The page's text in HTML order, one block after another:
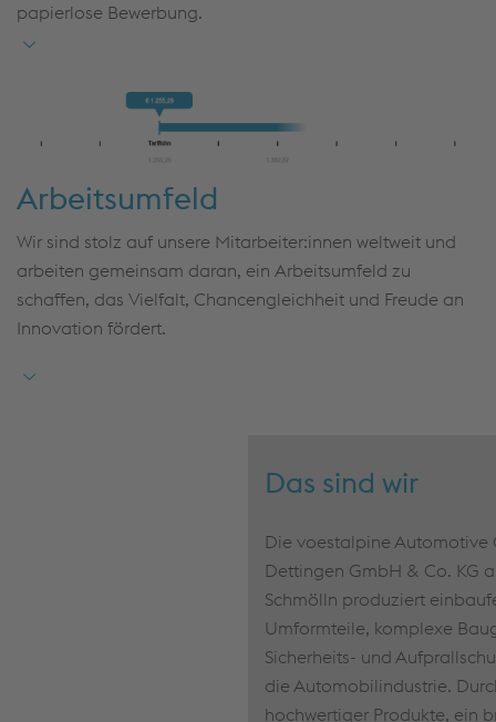
papierlose Bewerbung.
Arbeitsumfeld
Wir sind stolz auf unsere Mitarbeiter:innen weltweit und
arbeiten gemeinsam daran, ein Arbeitsumfeld zu
schaffen, das Vielfalt, Chancengleichheit und Freude an
Innovation fördert.
Das sind wir
Die voestalpine Automotive
Dettingen GmbH & Co. KG
Schmölln produziert
Umformteile, komplexe
Sicherheits- und
die Automobilindustrie.
hochwertiger Produkte, ein